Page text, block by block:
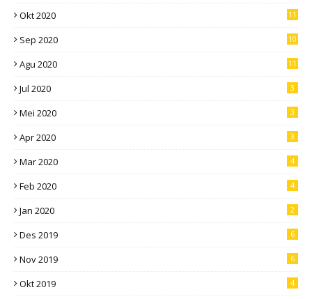
Okt 2020 11
Sep 2020 10
Agu 2020 11
Jul 2020 3
Mei 2020 3
Apr 2020 3
Mar 2020 4
Feb 2020 4
Jan 2020 2
Des 2019 6
Nov 2019 6
Okt 2019 4